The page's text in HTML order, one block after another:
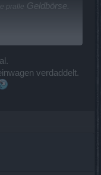
pralle Geldbörse.
außer den für
verdaddelt.